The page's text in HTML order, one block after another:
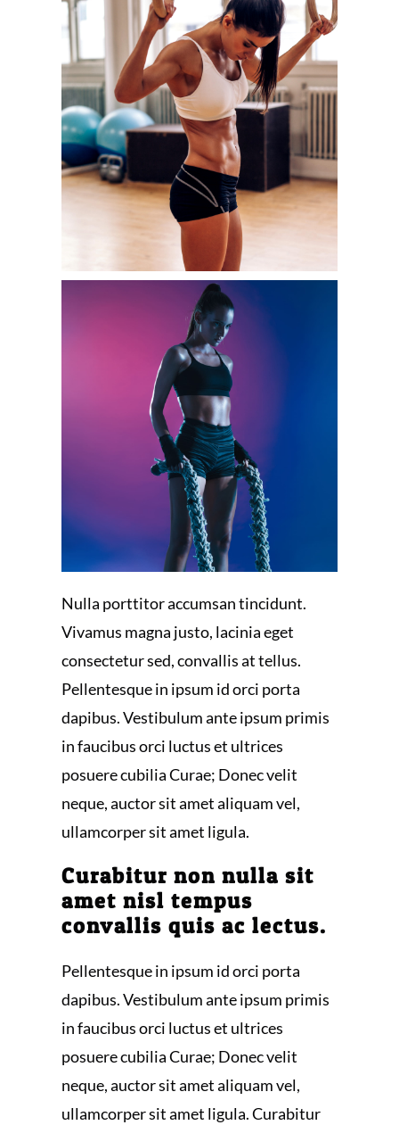
Nulla porttitor accumsan tincidunt.
Vivamus magna justo, lacinia eget
consectetur sed, convallis at tellus.
Pellentesque in ipsum id orci porta
dapibus. Vestibulum ante ipsum primis
in faucibus orci luctus et ultrices
posuere cubilia Curae; Donec velit
neque, auctor sit amet aliquam vel,
ullamcorper sit amet ligula.
Curabitur non nulla sit
amet nisl tempus
convallis quis ac lectus.
Pellentesque in ipsum id orci porta
dapibus. Vestibulum ante ipsum primis
in faucibus orci luctus et ultrices
posuere cubilia Curae; Donec velit
neque, auctor sit amet aliquam vel,
ullamcorper sit amet ligula. Curabitur